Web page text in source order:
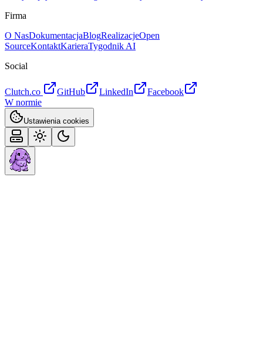
Firma
O NasDokumentacjaBlogRealizacjeOpen
SourceKontaktKarieraTygodnik AI
Social
Clutch.co GitHub LinkedIn
Facebook
W normie
Ustawienia cookies